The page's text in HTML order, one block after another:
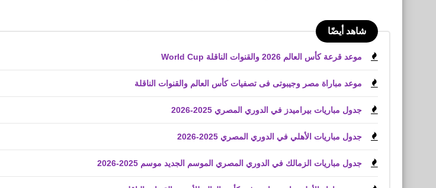
شاهد أيضًا
موعد قرعة كأس العالم 2026 والقنوات الناقلة World Cup
موعد مباراة مصر وجيبوتى فى تصفيات كأس العالم والقنوات الناقلة
جدول مباريات بيراميدز في الدوري المصري 2025-2026
جدول مباريات الأهلي في الدوري المصري 2025-2026
جدول مباريات الزمالك في الدوري المصري الموسم الجديد موسم 2025-2026